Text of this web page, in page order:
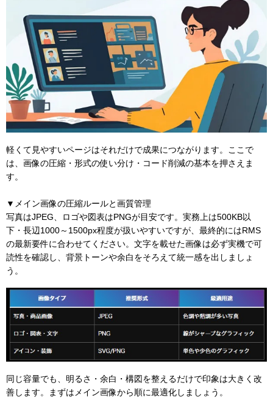
軽くて見やすいページはそれだけで成果につながります。ここで
は、画像の圧縮・形式の使い分け・コード削減の基本を押さえま
す。
▼メイン画像の圧縮ルールと画質管理
写真はJPEG、ロゴや図表はPNGが目安です。実務上は500KB以
下・長辺1000～1500px程度が扱いやすいですが、最終的にはRMS
の最新要件に合わせてください。文字を載せた画像は必ず実機で可
読性を確認し、背景トーンや余白をそろえて統一感を出しましょ
う。
同じ容量でも、明るさ・余白・構図を整えるだけで印象は大きく改
善します。まずはメイン画像から順に最適化しましょう。